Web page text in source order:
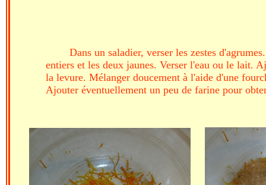
Dans un saladier, verser les zestes
entiers et les deux jaunes. Verser l'eau ou le lait.
la levure. Mélanger doucement à l'aide d'une
Ajouter éventuellement un peu de farine pour